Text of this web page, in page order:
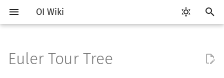
OI Wiki
Getting Started
比赛相关简介
工具软件简介
语言基础简介
算法基础简介
搜索部分简介
动态规划部分简介
字符串部分简介
数学部分简介
并查集
堆简介
分块思想
线段树基础
二叉搜索树 & 平衡树
可持久化数据结构简介
线段树套线段树
树的欧拉回路表示
图论部分简介
计算几何部分简介
杂项简介
RMQ
Euler Tour Tree